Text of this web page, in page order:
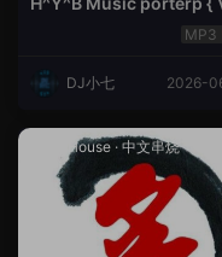
DJ小七 2026-
Prog House · 中文串烧